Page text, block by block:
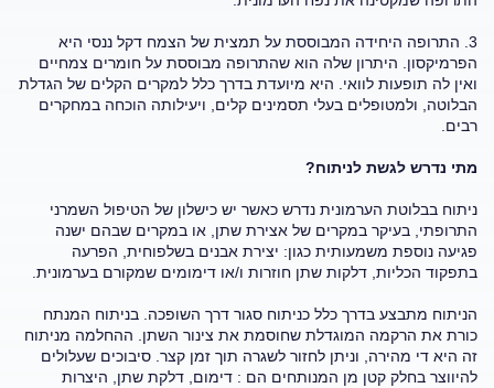
3. התרופה היחידה המבוססת על תמצית של הצמח דקל ננסי היא
הפרמיקסון. היתרון שלה הוא שהתרופה מבוססת על חומרים צמחיים
ואין לה תופעות לוואי. היא מיועדת בדרך כלל למקרים הקלים של הגדלת
הבלוטה, ולמטופלים בעלי תסמינים קלים, ויעילותה הוכחה במחקרים
רבים.
מתי נדרש לגשת לניתוח?
ניתוח בבלוטת הערמונית נדרש כאשר יש כישלון של הטיפול השמרני
התרופתי, בעיקר במקרים של אצירת שתן, או במקרים שבהם ישנה
פגיעה נוספת משמעותית כגון: יצירת אבנים בשלפוחית, הפרעה
בתפקוד הכליות, דלקות שתן חוזרות ו/או דימומים שמקורם בערמונית.
הניתוח מתבצע בדרך כלל כניתוח סגור דרך השופכה. בניתוח המנתח
כורת את הרקמה המוגדלת שחוסמת את צינור השתן. ההחלמה מניתוח
זה היא די מהירה, וניתן לחזור לשגרה תוך זמן קצר. סיבוכים שעלולים
להיווצר בחלק קטן מן המנותחים הם : דימום, דלקת שתן, היצרות